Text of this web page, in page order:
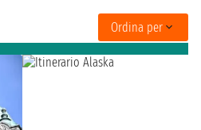
Ordina per